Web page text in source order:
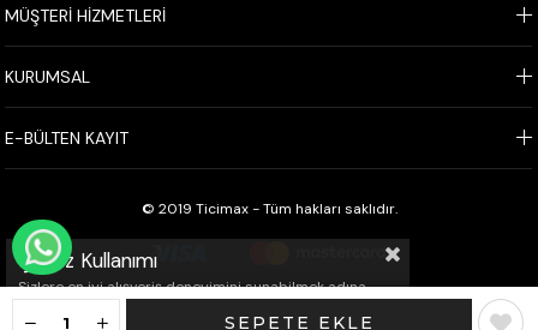
MÜŞTERİ HİZMETLERİ
KURUMSAL
E-BÜLTEN KAYIT
© 2019 Ticimax - Tüm hakları saklıdır.
Çerez Kullanımı
Sizlere en iyi alışveriş deneyimini sunabilmek adına